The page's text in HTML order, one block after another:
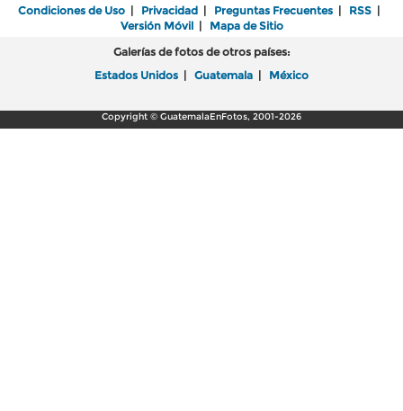
Condiciones de Uso | Privacidad | Preguntas Frecuentes | RSS |
Versión Móvil| Mapa de Sitio
Galerías de fotos de otros países:
Estados Unidos | Guatemala | México
Copyright © GuatemalaEnFotos, 2001-2026